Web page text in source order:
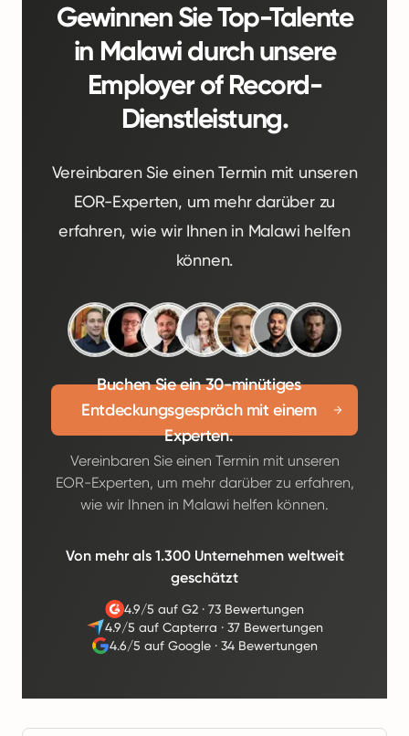
Gewinnen Sie Top-Talente
in Malawi durch unsere
Employer of Record-
Dienstleistung.
Vereinbaren Sie einen Termin mit unseren
EOR-Experten, um mehr darüber zu
erfahren, wie wir Ihnen in Malawi helfen
können.
Buchen Sie ein 30-minütiges
Entdeckungsgespräch mit einem
Experten.
Vereinbaren Sie einen Termin mit unseren
EOR-Experten, um mehr darüber zu erfahren,
wie wir Ihnen in Malawi helfen können.
Von mehr als 1.300 Unternehmen weltweit
geschätzt
4.9/5 auf G2· 73 Bewertungen
4.9/5 auf Capterra · 37 Bewertungen
4.6/5 auf Google ·34 Bewertungen